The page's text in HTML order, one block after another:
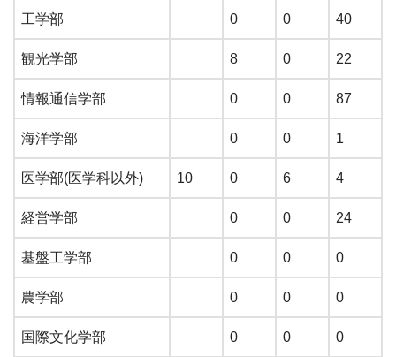
工学部 0 0 40
観光学部 8 0 22
情報通信学部 0 0 87
海洋学部 0 0 1
医学部(医学科以外) 10 0 6 4
経営学部 0 0 24
基盤工学部 0 0 0
農学部 0 0 0
国際文化学部 0 0 0